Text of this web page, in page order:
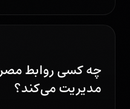
مدیریت می‌کند؟